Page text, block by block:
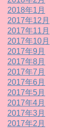
2018年1月
2017年12月
2017年11月
2017年10月
2017年9月
2017年8月
2017年7月
2017年6月
2017年5月
2017年4月
2017年3月
2017年2月